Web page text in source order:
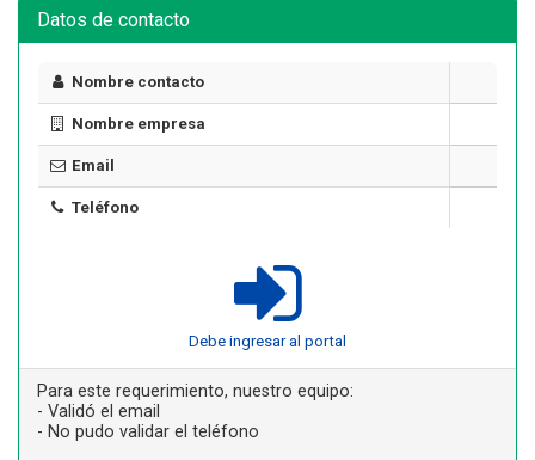
Datos de contacto
Nombre contacto
Nombre empresa
Email
Teléfono
Debe ingresar al portal
Para este requerimiento, nuestro equipo:
- Validó el email
- No pudo validar el teléfono